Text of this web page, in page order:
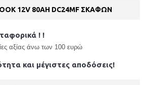
12V 80AH DC24MF ΣΚΑΦΩΝ
! !
αξίας άνω των 100 ευρώ
και μέγιστες αποδόσεις!